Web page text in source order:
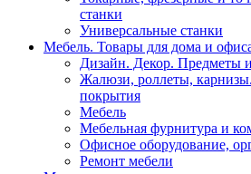
станки
Универсальные станки
Мебель. Товары для дома и
Дизайн. Декор. Предметы
Жалюзи, роллеты,
покрытия
Мебель
Мебельная фурнитура и
Офисное оборудование,
Ремонт мебели